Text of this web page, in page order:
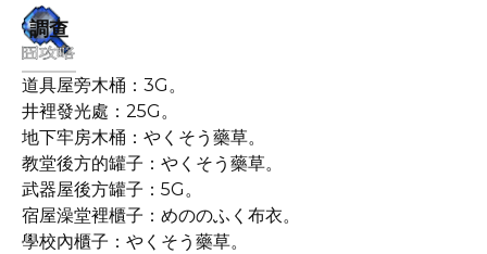
調查
道具屋旁木桶：3G。
井裡發光處：25G。
地下牢房木桶：やくそう藥草。
教堂後方的罐子：やくそう藥草。
武器屋後方罐子：5G。
宿屋澡堂裡櫃子：めののふく布衣。
學校內櫃子：やくそう藥草。